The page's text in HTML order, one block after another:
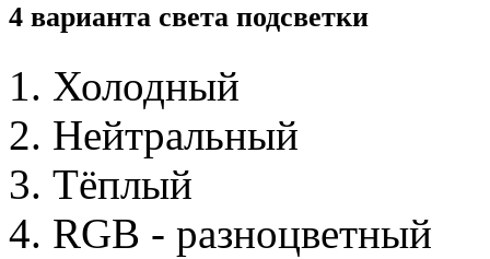
4 варианта света подсветки
Холодный
Нейтральный
Тёплый
RGB - разноцветный